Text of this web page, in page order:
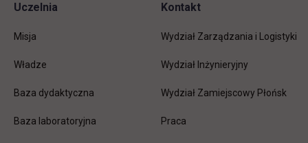
Uczelnia
Misja
Władze
Baza dydaktyczna
Baza laboratoryjna
Kontakt
Wydział Zarządzania i Logistyki
Wydział Inżynieryjny
Wydział Zamiejscowy Płońsk
Praca